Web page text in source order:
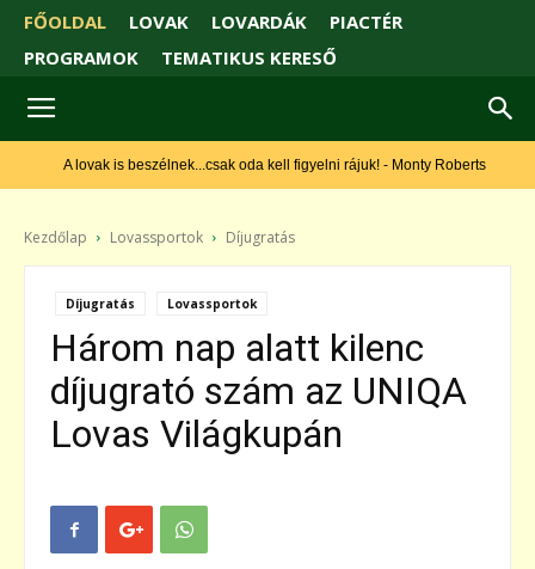
FŐOLDAL LOVAK LOVARDÁK
PIACTÉR
PROGRAMOK
TEMATIKUS KERESŐ
A lovak is beszélnek...csak oda kell figyelni rájuk! - Monty Roberts
Kezdőlap Lovassportok Díjugratás
Díjugratás Lovassportok
Három nap alatt kilenc
díjugrató szám az UNIQA
Lovas Világkupán